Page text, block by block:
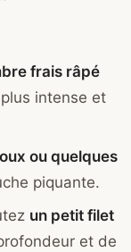
frais râpé
intense et
ou quelques
piquante.
un petit filet
et de